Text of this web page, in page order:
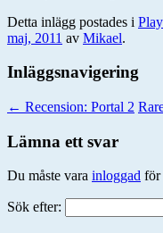
Detta inlägg postades i
maj, 2011 av Mikael.
Inläggsnavigering
← Recension: Portal 2
Lämna ett svar
Du måste vara inloggad för
Sök efter: